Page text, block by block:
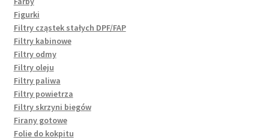
Figurki
Filtry cząstek stałych DPF/FAP
Filtry kabinowe
Filtry odmy
Filtry oleju
Filtry paliwa
Filtry powietrza
Filtry skrzyni biegów
Firany gotowe
Folie do kokpitu